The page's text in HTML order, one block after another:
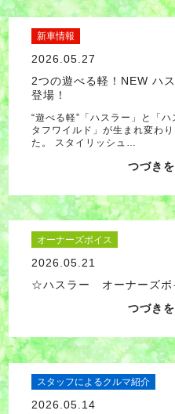
新車情報
2026.05.27
2つの遊べる軽！NEW ハ
登場！
“遊べる軽”「ハスラー」と「ハ
タフワイルド」が生まれ変わり
た。 スタイリッシュ…
つづき
オーナーズボイス
2026.05.21
☆ハスラー オーナーズ
つづき
スタッフによるクルマ紹介
2026.05.14